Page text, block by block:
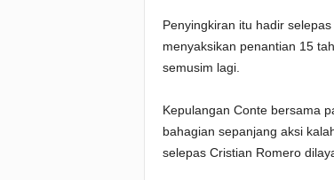
Penyingkiran itu hadir
menyaksikan penantian 15
semusim lagi.
Kepulangan Conte bersama
bahagian sepanjang aksi
selepas Cristian Romero